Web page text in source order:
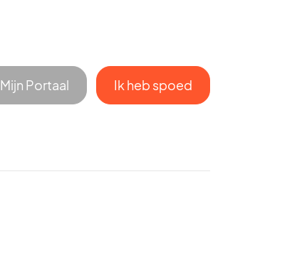
Mijn Portaal Ik heb spoed